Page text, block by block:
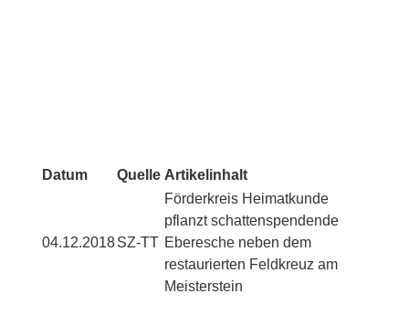
Datum Quelle Artikelinhalt
04.12.2018SZ-TT
Förderkreis Heimatkunde
pflanzt schattenspendende
Eberesche neben dem
restaurierten Feldkreuz am
Meisterstein